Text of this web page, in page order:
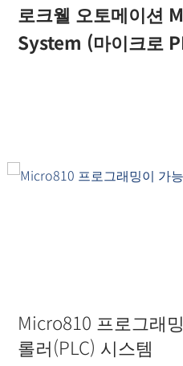
로크웰 오토메이션
System (마이크로
Micro810 프로그래
롤러(PLC) 시스템